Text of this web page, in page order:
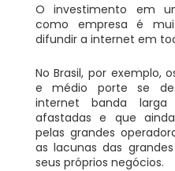
O investimento em
como empresa é
difundir a internet em
No Brasil, por exemplo,
e médio porte se
internet banda larga
afastadas e que
pelas grandes
as lacunas das
seus próprios negócios.